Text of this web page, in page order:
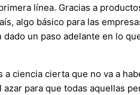
línea. Gracias a
algo básico para las
un paso adelante en lo
ciencia cierta que no va a
para que todas aquellas